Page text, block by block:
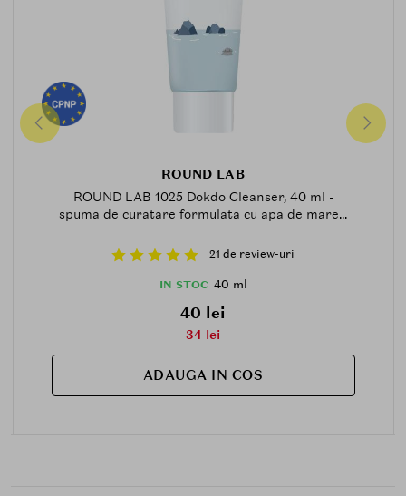
ROUND LAB
ROUND LAB 1025 Dokdo Cleanser, 40 ml -
spuma de curatare formulata cu apa de mare...
21 de review-uri
IN STOC 40 ml
40 lei
34 lei
ADAUGA IN COS